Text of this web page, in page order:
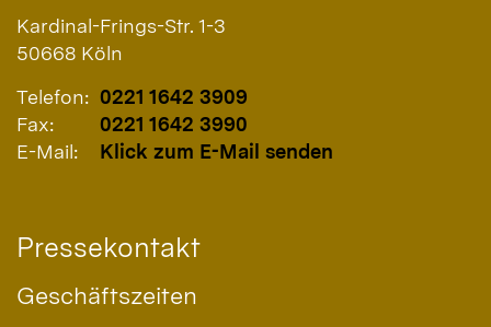
Kardinal-Frings-Str. 1-3
50668 Köln
Telefon: 0221 1642 3909
Fax:
0221 1642 3990
E-Mail:
Klick zum E-Mail senden
Pressekontakt
Geschäftszeiten